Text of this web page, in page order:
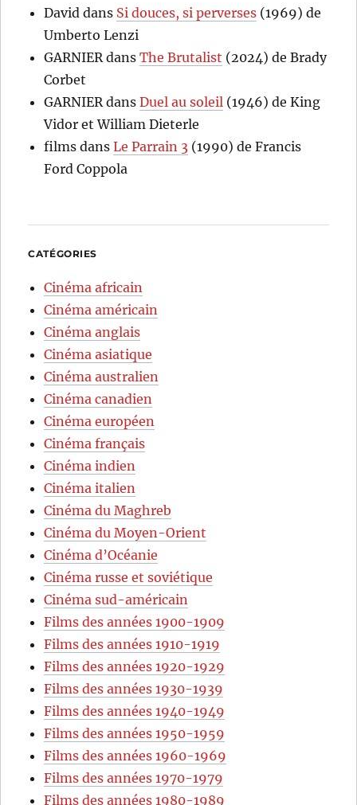
David dans Si douces, si perverses (1969) de
Umberto Lenzi
GARNIERdansThe Brutalist (2024) de Brady
Corbet
GARNIERdansDuel au soleil (1946) de King
Vidor et William Dieterle
films dansLe Parrain 3 (1990) de Francis
Ford Coppola
CATÉGORIES
Cinéma africain
Cinéma américain
Cinéma anglais
Cinéma asiatique
Cinéma australien
Cinéma canadien
Cinéma européen
Cinéma français
Cinéma indien
Cinéma italien
Cinéma du Maghreb
Cinéma du Moyen-Orient
Cinéma d’Océanie
Cinéma russe et soviétique
Cinéma sud-américain
Films des années 1900-1909
Films des années 1910-1919
Films des années 1920-1929
Films des années 1930-1939
Films des années 1940-1949
Films des années 1950-1959
Films des années 1960-1969
Films des années 1970-1979
Films des années 1980-1989